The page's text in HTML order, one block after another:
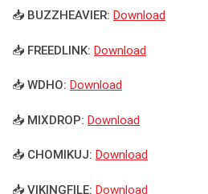
📥 BUZZHEAVIER: Download
📥 FREEDLINK: Download
📥 WDHO: Download
📥 MIXDROP: Download
📥 CHOMIKUJ: Download
📥 VIKINGFILE: Download